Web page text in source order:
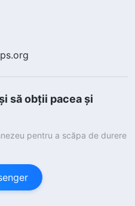
să obții pacea și
pentru a scăpa de durere